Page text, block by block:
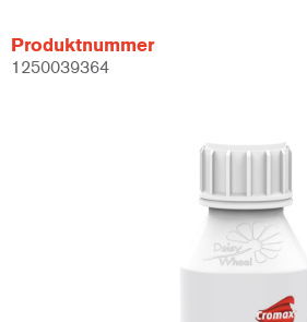
Produktnummer
1250039364